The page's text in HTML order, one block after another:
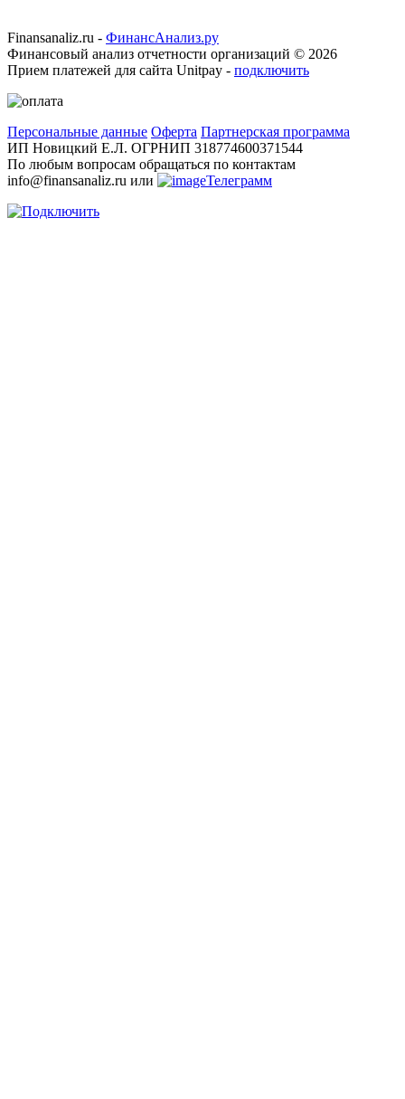
Finansanaliz.ru - ФинанcАнализ.ру
Финансовый анализ отчетности организаций © 2026
Прием платежей для сайта Unitpay - подключить
Персональные данные Оферта Партнерская программа
ИП Новицкий Е.Л. ОГРНИП 318774600371544
По любым вопросам обращаться по контактам
info@finansanaliz.ru или
Телеграмм